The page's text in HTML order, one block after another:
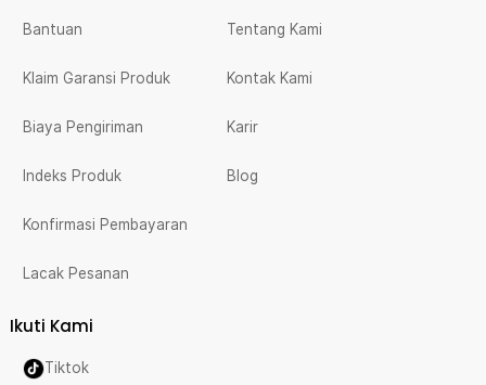
Bantuan
Klaim Garansi Produk
Biaya Pengiriman
Indeks Produk
Konfirmasi Pembayaran
Lacak Pesanan
Tentang Kami
Kontak Kami
Karir
Blog
Ikuti Kami
Tiktok